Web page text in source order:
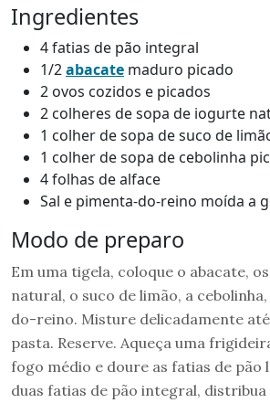
Ingredientes
4 fatias de pão integral
1/2abacate maduro picado
2 ovos cozidos e picados
2 colheres de sopa de iogurte
1 colher de sopa de suco de
1 colher de sopa de cebolinha
4 folhas de alface
Sal e pimenta-do-reino moída a
Modo de preparo
Em uma tigela, coloque o abacate,
natural, o suco de limão, a
do-reino. Misture delicadamente
pasta. Reserve. Aqueça uma
fogo médio e doure as fatias de pão
duas fatias de pão integral, distribua